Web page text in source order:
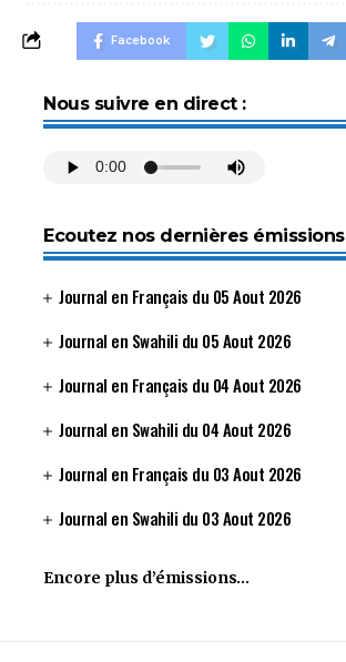
Facebook
Nous suivre en direct :
Ecoutez nos dernières émissions
Journal en Français du 05 Aout 2026
Journal en Swahili du 05 Aout 2026
Journal en Français du 04 Aout 2026
Journal en Swahili du 04 Aout 2026
Journal en Français du 03 Aout 2026
Journal en Swahili du 03 Aout 2026
Encore plus d’émissions…